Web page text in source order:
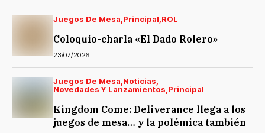
Juegos De Mesa Principal ROL
Coloquio-charla «El Dado Rolero»
23/07/2026
Juegos De Mesa Noticias
Novedades Y Lanzamientos Principal
Kingdom Come: Deliverance llega a los
juegos de mesa… y la polémica también